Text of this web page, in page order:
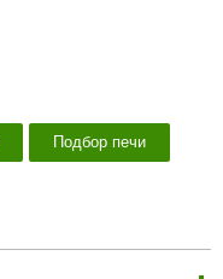
Подбор печи